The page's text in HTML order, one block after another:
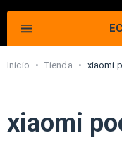
Inicio • Tienda • xiaomi
xiaomi